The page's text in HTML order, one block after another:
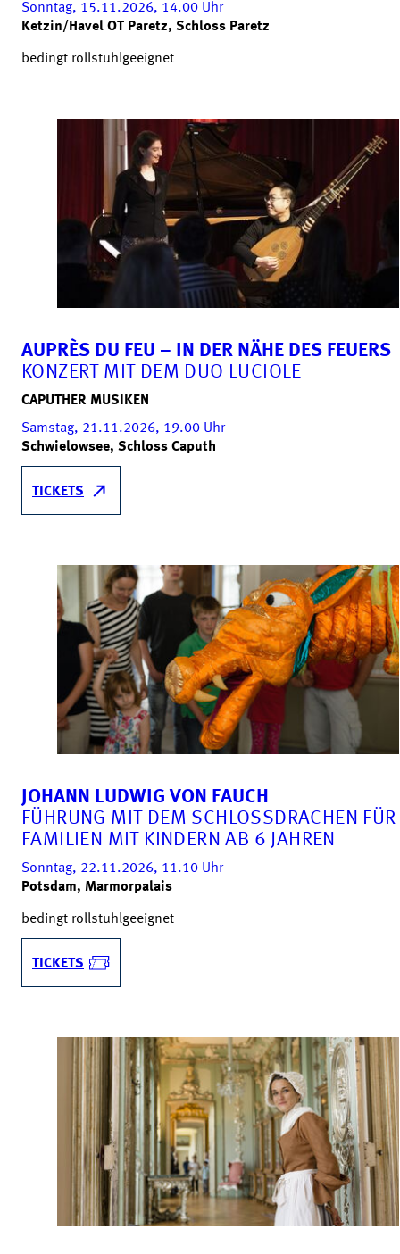
Sonntag, 15.11.2026, 14.00 Uhr
Ketzin/Havel OT Paretz, Schloss Paretz
bedingt rollstuhlgeeignet
AUPRÈS DU FEU – IN DER NÄHE DES FEUERS
KONZERT MIT DEM DUO LUCIOLE
CAPUTHER MUSIKEN
Samstag, 21.11.2026, 19.00 Uhr
Schwielowsee, Schloss Caputh
TICKETS
JOHANN LUDWIG VON FAUCH
FÜHRUNG MIT DEM SCHLOSSDRACHEN FÜR
FAMILIEN MIT KINDERN AB 6 JAHREN
Sonntag, 22.11.2026, 11.10 Uhr
Potsdam, Marmorpalais
bedingt rollstuhlgeeignet
TICKETS